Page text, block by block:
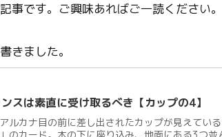
事です。ご興味あればご一読ください。
きました。
スは素直に受け取るべき【カップの4】
ルカナ目の前に差し出されたカップが見えてい
のカード。木の下に座り込み、地面にある3つ並